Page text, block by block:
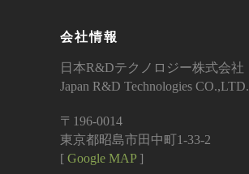
会社情報
日本R&Dテクノロジー株式会社
Japan R&D Technologies CO.,LTD.
〒196-0014
東京都昭島市田中町1-33-2
[ Google MAP]